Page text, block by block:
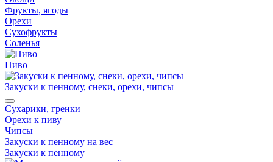
Фрукты, ягоды
Орехи
Сухофрукты
Соленья
Пиво
Закуски к пенному, снеки, орехи, чипсы
Сухарики, гренки
Орехи к пиву
Чипсы
Закуски к пенному на вес
Закуски к пенному